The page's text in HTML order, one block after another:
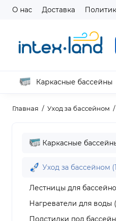
О нас Доставка
Каркасные бассейны
Главная Уход за бассейном
Каркасные
Уход за бассейном
Лестницы для
Нагреватели для воды
Подстилки под